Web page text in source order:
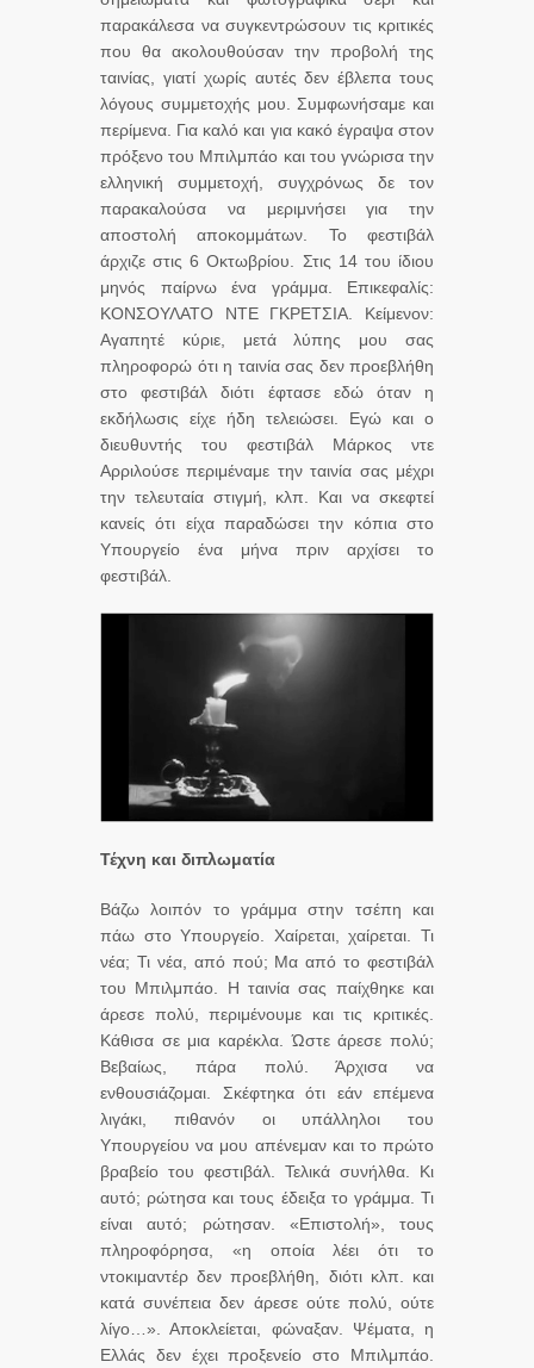
παρακάλεσα να συγκεντρώσουν τις κριτικές
που θα ακολουθούσαν την προβολή της
ταινίας, γιατί χωρίς αυτές δεν έβλεπα τους
λόγους συμμετοχής μου. Συμφωνήσαμε και
περίμενα. Για καλό και για κακό έγραψα στον
πρόξενο του Μπιλμπάο και του γνώρισα την
ελληνική συμμετοχή, συγχρόνως δε τον
παρακαλούσα να μεριμνήσει για την
αποστολή αποκομμάτων. Το φεστιβάλ
άρχιζε στις 6 Οκτωβρίου. Στις 14 του ίδιου
μηνός παίρνω ένα γράμμα. Επικεφαλίς:
ΚΟΝΣΟΥΛΑΤΟ ΝΤΕ ΓΚΡΕΤΣΙΑ. Κείμενον:
Αγαπητέ κύριε, μετά λύπης μου σας
πληροφορώ ότι η ταινία σας δεν προεβλήθη
στο φεστιβάλ διότι έφτασε εδώ όταν η
εκδήλωσις είχε ήδη τελειώσει. Εγώ και ο
διευθυντής του φεστιβάλ Μάρκος ντε
Αρριλούσε περιμέναμε την ταινία σας μέχρι
την τελευταία στιγμή, κλπ. Και να σκεφτεί
κανείς ότι είχα παραδώσει την κόπια στο
Υπουργείο ένα μήνα πριν αρχίσει το
φεστιβάλ.
Τέχνη και διπλωματία
Βάζω λοιπόν το γράμμα στην τσέπη και
πάω στο Υπουργείο. Χαίρεται, χαίρεται. Τι
νέα; Τι νέα, από πού; Μα από το φεστιβάλ
του Μπιλμπάο. Η ταινία σας παίχθηκε και
άρεσε πολύ, περιμένουμε και τις κριτικές.
Κάθισα σε μια καρέκλα. Ώστε άρεσε πολύ;
Βεβαίως, πάρα πολύ. Άρχισα να
ενθουσιάζομαι. Σκέφτηκα ότι εάν επέμενα
λιγάκι, πιθανόν οι υπάλληλοι του
Υπουργείου να μου απένεμαν και το πρώτο
βραβείο του φεστιβάλ. Τελικά συνήλθα. Κι
αυτό; ρώτησα και τους έδειξα το γράμμα. Τι
είναι αυτό; ρώτησαν. «Επιστολή», τους
πληροφόρησα, «η οποία λέει ότι το
ντοκιμαντέρ δεν προεβλήθη, διότι κλπ. και
κατά συνέπεια δεν άρεσε ούτε πολύ, ούτε
λίγο…». Αποκλείεται, φώναξαν. Ψέματα, η
Ελλάς δεν έχει προξενείο στο Μπιλμπάο.